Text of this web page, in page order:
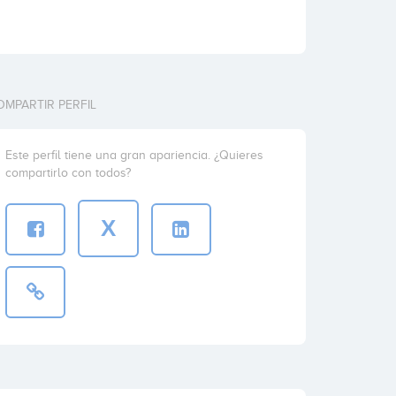
PERFIL
Este perfil tiene una gran apariencia. ¿Quieres
compartirlo con todos?
X